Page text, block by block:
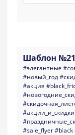
Шаблон
#элегантные
#новый_год
#акция
#акции_и_скидки
#sale_flyer#black